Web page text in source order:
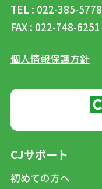
TEL : 022-385-5778
FAX : 022-748-6251
個人情報保護方針
CJサポート
初めての方へ